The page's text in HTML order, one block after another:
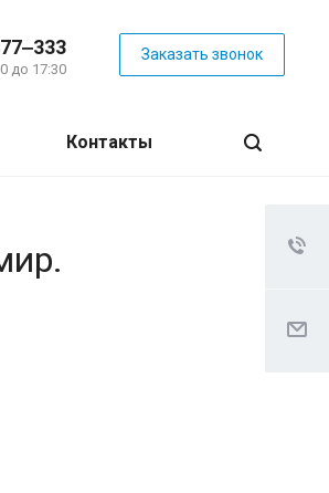
до 17:30
Заказать звонок
Контакты